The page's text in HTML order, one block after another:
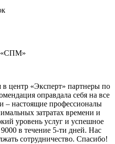
«СПМ»
в центр «Эксперт» партнеры по
оправдала себя на все
– настоящие профессионалы
затратах времени и
уровень услуг и успешное
в течение 5-ти дней. Нас
сотрудничество. Спасибо!